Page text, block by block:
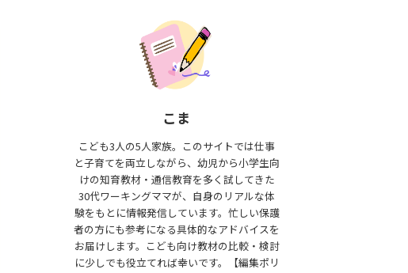
こま
こども3人の5人家族。このサイトでは仕事
と子育てを両立しながら、幼児から小学生向
けの知育教材・通信教育を多く試してきた
30代ワーキングママが、自身のリアルな体
験をもとに情報発信しています。忙しい保護
者の方にも参考になる具体的なアドバイスを
お届けします。こども向け教材の比較・検討
に少しでも役立てれば幸いです。【編集ポリ